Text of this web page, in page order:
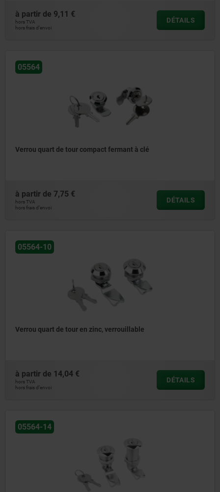
à partir de 9,11 €
hors TVA
hors frais d’envoi
DÉTAILS
05564
Verrou quart de tour compact fermant à clé
à partir de 7,75 €
hors TVA
hors frais d’envoi
DÉTAILS
05564-10
Verrou quart de tour en zinc, verrouillable
à partir de 14,04 €
hors TVA
hors frais d’envoi
DÉTAILS
05564-14